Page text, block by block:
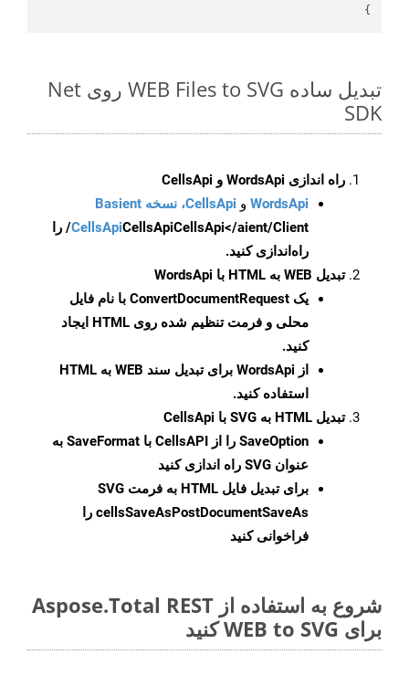
}
تبدیل ساده WEB Files to SVG روی Net
SDK
راه اندازی WordsApi و CellsApi
WordsApi و CellsApi، نسخه Basient
CellsApiCellsApi
CellsApi</aient/Client/ را
راه‌اندازی کنید.
تبدیل WEB به HTML با WordsApi
یک ConvertDocumentRequest با نام فایل
محلی و فرمت تنظیم شده روی HTML ایجاد
کنید.
از WordsApi برای تبدیل سند WEB به HTML
استفاده کنید.
تبدیل HTML به SVG با CellsApi
SaveOption
را از CellsAPI با SaveFormat به
عنوان SVG راه اندازی کنید
برای تبدیل فایل HTML به فرمت
SVG
cellsSaveAsPostDocumentSaveAs را
فراخوانی کنید
شروع به استفاده از Aspose.Total REST
برای WEB to SVG کنید